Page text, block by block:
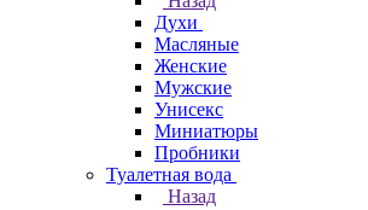
Духи
Масляные
Женские
Мужские
Унисекс
Миниатюры
Пробники
Туалетная вода
Назад